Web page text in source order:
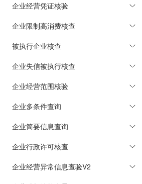
企业经营凭证核验
企业限制高消费核查
被执行企业核查
企业失信被执行核查
企业经营范围核验
企业多条件查询
企业简要信息查询
企业行政许可核查
企业经营异常信息查验V2